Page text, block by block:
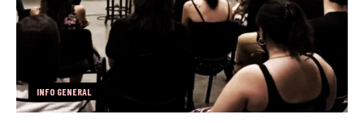
INFO GENERAL